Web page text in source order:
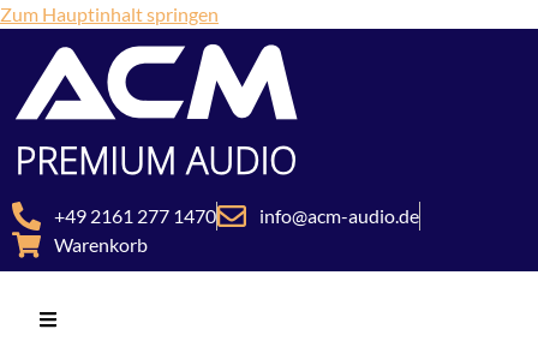
Zum Hauptinhalt springen
+49 2161 277 1470
info@acm-audio.de
Warenkorb